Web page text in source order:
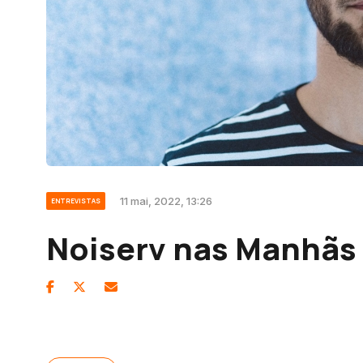
ENTREVISTAS 11 mai, 2022, 13:26
Noiserv nas Manhãs